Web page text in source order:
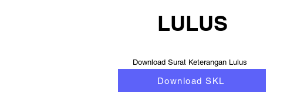
LULUS
Download Surat Keterangan Lulus
Download SKL